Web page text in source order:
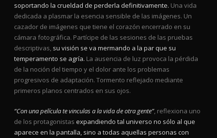
soportando la crueldad de perderla definitivamente. Una vida
dedicada a plasmar la esencia sensible de las imágenes. Un
cazador de imágenes que tiene el corazón encerrado en su
cámara fotográfica. Partícipe de las sesiones de las pruebas
descriptivas, su visión se va mermando a la par que su
temperamento se agría. La ausencia de luz provoca la pérdida
de la noción del tiempo y el dolor ante los problemas
progresivos de adaptación. Tormento reflejado mediante
primeros planos centrados en sus ojos.
“Con una película te vinculas a la vida de otra gente”, reflexiona uno
de los protagonistas expandiendo tal universo no sólo al que
aparece en la pantalla, sino a todas aquellas personas con